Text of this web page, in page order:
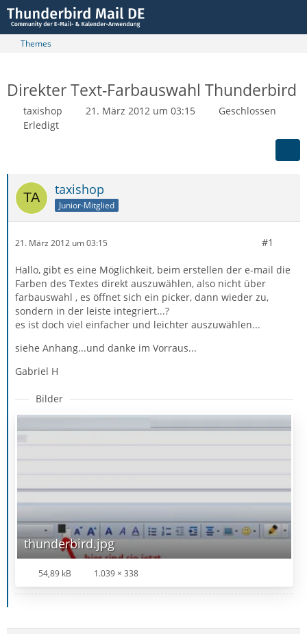
Themes
Direkter Text-Farbauswahl Thunderbird
taxishop 21. März 2012 um 03:15
Geschlossen
Erledigt
taxishop
Junior-Mitglied
21. März 2012 um 03:15 #1
Hallo, gibt es eine Möglichkeit, beim erstellen der e-mail die
Farben des Textes direkt auszuwählen, also nicht über
farbauswahl , es öffnet sich ein picker, dann wieder zu,
sondern in der leiste integriert...?
es ist doch viel einfacher und leichter auszuwählen...
siehe Anhang...und danke im Vorraus...
Gabriel H
Bilder
thunderbird.jpg
54,89 kB 1.039 × 338